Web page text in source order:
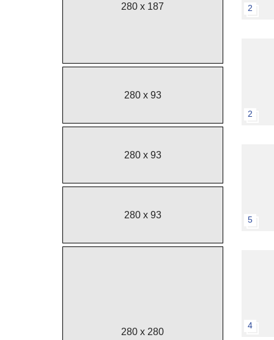
280 x 187
280 x 93
280 x 93
280 x 93
280 x 280
2
2
5
4